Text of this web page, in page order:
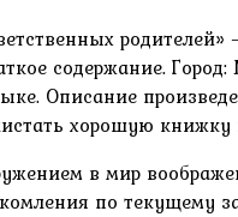
содержание.
Описание
хорошую
в мир
по текущему